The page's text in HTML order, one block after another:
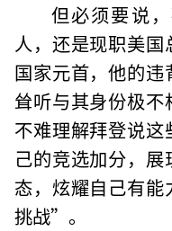
但必须要说
人，还是现职美
国家元首，他的
耸听与其身份极
不难理解拜登说
己的竞选加分，
态，炫耀自己有
挑战”。